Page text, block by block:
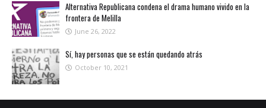
Alternativa Republicana condena el drama humano vivido en la
frontera de Melilla
June 26, 2022
Sí, hay personas que se están quedando atrás
October 10, 2021